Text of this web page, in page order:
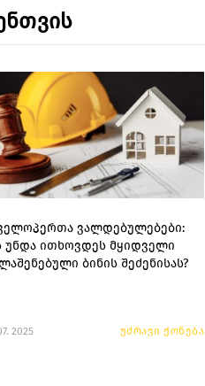
ვალდებულებები:
უნდა ითხოვდეს მყიდველი
ბინის შეძენისას?
2025 უძრავი ქონება